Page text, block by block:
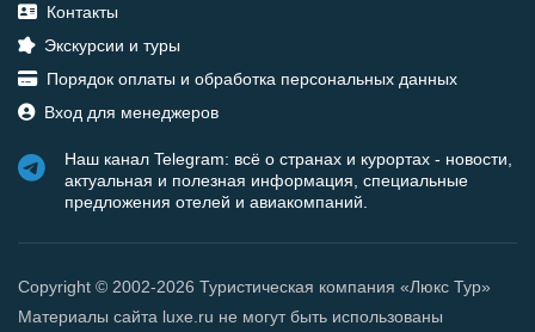
Контакты
Экскурсии и туры
Порядок оплаты и обработка персональных данных
Вход для менеджеров
Наш канал Telegram: всё о странах и курортах - новости,
актуальная и полезная информация, специальные
предложения отелей и авиакомпаний.
Copyright © 2002-2026 Туристическая компания «Люкс Тур»
Материалы сайта luxe.ru не могут быть использованы